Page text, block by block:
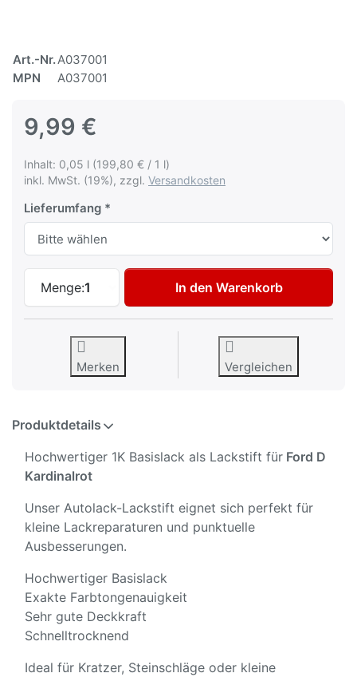
Art.-Nr.A037001
MPN
A037001
9,99 €
Inhalt: 0,05 l (199,80 € / 1 l)
inkl. MwSt. (19%), zzgl. Versandkosten
Lieferumfang
Menge:1
Autolack Lackstift für Ford D Kardinalrot
In den Warenkorb
Merken Vergleichen
Produktdetails
Hochwertiger 1K Basislack als Lackstift für Ford D
Kardinalrot
Unser Autolack-Lackstift eignet sich perfekt für
kleine Lackreparaturen und punktuelle
Ausbesserungen.
Hochwertiger Basislack
Exakte Farbtongenauigkeit
Sehr gute Deckkraft
Schnelltrocknend
Ideal für Kratzer, Steinschläge oder kleine